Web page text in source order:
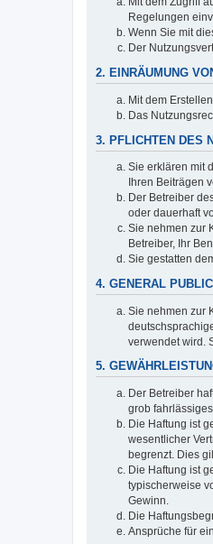
Regelungen
Wenn Sie mit
Der
2. EINRÄUMUNG
Mit dem
Das
3. PFLICHTEN DES
Sie erklären mit
Ihren Beiträgen
Der Betreiber
oder dauerhaft
Sie nehmen zur
Betreiber, Ihr
Sie gestatten
4. GENERAL
Sie nehmen zur
verwendet wird.
5.
Der Betreiber
grob
Die Haftung ist
wesentlicher
begrenzt. Dies
Die Haftung ist
typischerweise
Gewinn.
Die
Ansprüche für